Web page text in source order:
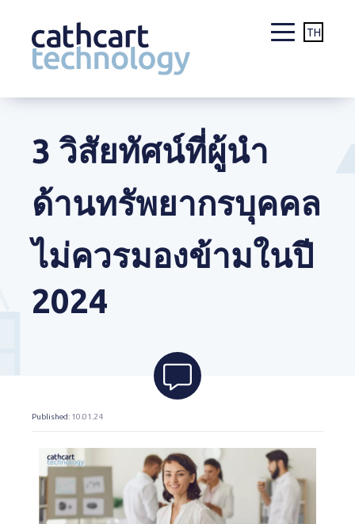
content
TH
3 วิสัยทัศน์ที่ผู้นำ
ด้านทรัพยากรบุคคล
ไม่ควรมองข้ามในปี
2024
Published: 10.01.24